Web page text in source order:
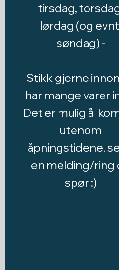
tirsdag,
lørdag (og
søndag) -
Stikk gjerne
har mange varer
Det er mulig å
utenom
åpningstidene,
en melding/ring
spør :)